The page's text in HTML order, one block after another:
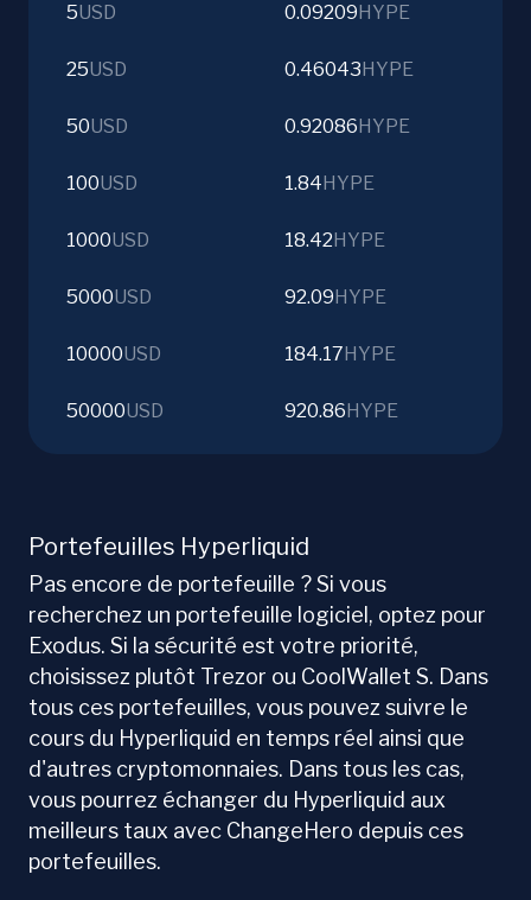
5USD 0.09209 HYPE
25USD 0.46043 HYPE
50USD 0.92086 HYPE
100USD 1.84 HYPE
1000USD 18.42 HYPE
5000USD 92.09 HYPE
10000USD 184.17 HYPE
50000USD 920.86 HYPE
Portefeuilles Hyperliquid
Pas encore de portefeuille ? Si vous
recherchez un portefeuille logiciel, optez pour
Exodus. Si la sécurité est votre priorité,
choisissez plutôt Trezor ou CoolWallet S. Dans
tous ces portefeuilles, vous pouvez suivre le
cours du Hyperliquid en temps réel ainsi que
d'autres cryptomonnaies. Dans tous les cas,
vous pourrez échanger du Hyperliquid aux
meilleurs taux avec ChangeHero depuis ces
portefeuilles.